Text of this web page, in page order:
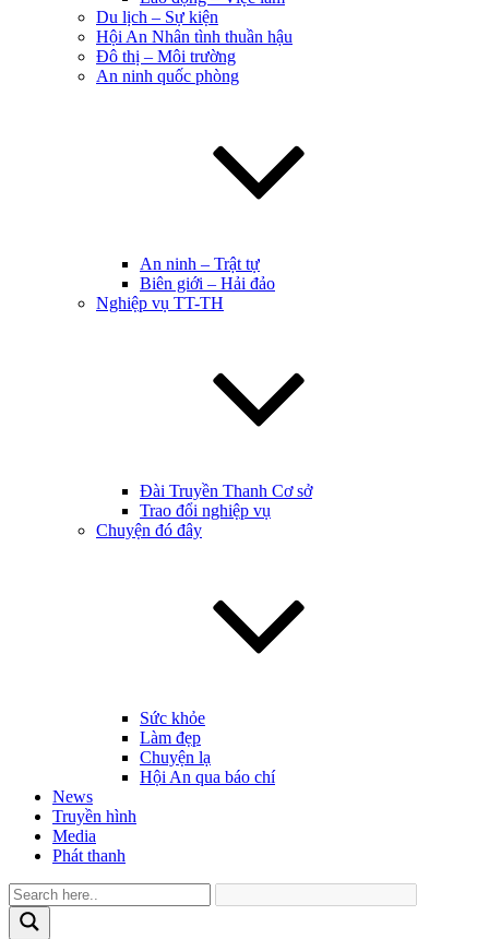
Du lịch – Sự kiện
Hội An Nhân tình thuần hậu
Đô thị – Môi trường
An ninh quốc phòng
An ninh – Trật tự
Biên giới – Hải đảo
Nghiệp vụ TT-TH
Đài Truyền Thanh Cơ sở
Trao đổi nghiệp vụ
Chuyện đó đây
Sức khỏe
Làm đẹp
Chuyện lạ
Hội An qua báo chí
News
Truyền hình
Media
Phát thanh